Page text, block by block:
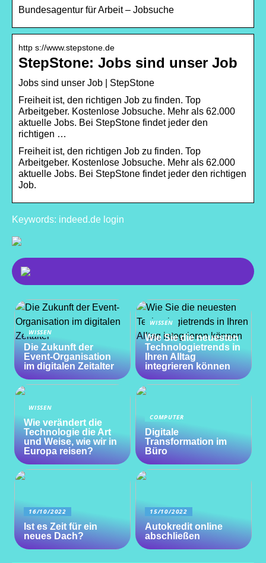
Bundesagentur für Arbeit – Jobsuche
http s://www.stepstone.de
StepStone: Jobs sind unser Job
Jobs sind unser Job | StepStone
Freiheit ist, den richtigen Job zu finden. Top
Arbeitgeber. Kostenlose Jobsuche. Mehr als 62.000
aktuelle Jobs. Bei StepStone findet jeder den
richtigen …
Freiheit ist, den richtigen Job zu finden. Top
Arbeitgeber. Kostenlose Jobsuche. Mehr als 62.000
aktuelle Jobs. Bei StepStone findet jeder den richtigen
Job.
Keywords: indeed.de login
WISSEN
Die Zukunft der
Event-Organisation
im digitalen Zeitalter
WISSEN
Wie Sie die neuesten
Technologietrends in
Ihren Alltag
integrieren können
WISSEN
Wie verändert die
Technologie die Art
und Weise, wie wir in
Europa reisen?
COMPUTER
Digitale
Transformation im
Büro
16/10/2022
Ist es Zeit für ein
neues Dach?
15/10/2022
Autokredit online
abschließen